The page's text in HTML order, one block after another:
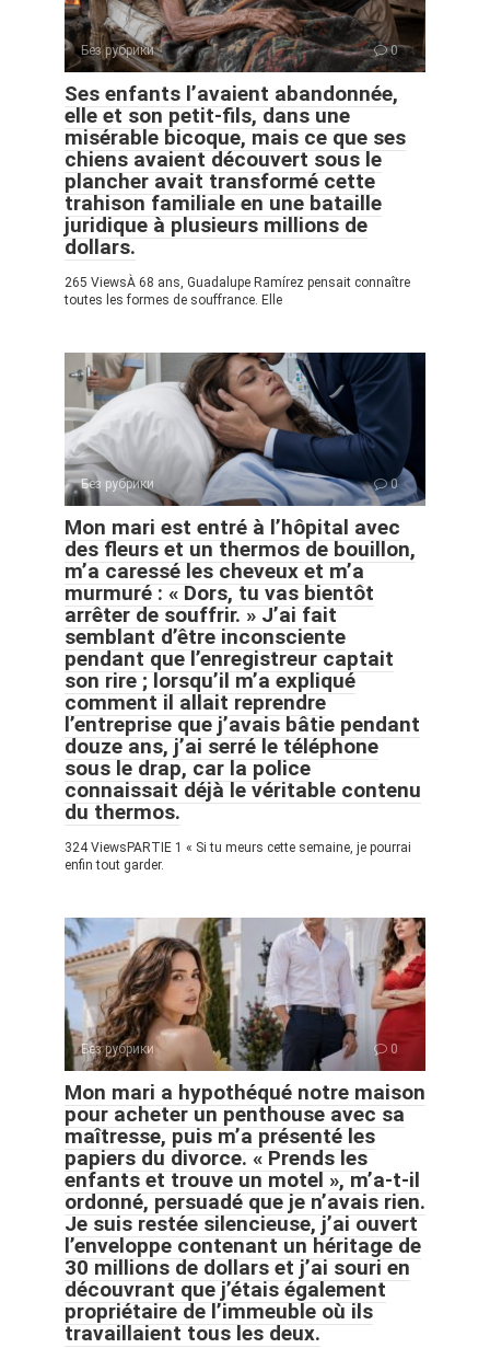
Без рубрики 0
Ses enfants l’avaient abandonnée,
elle et son petit-fils, dans une
misérable bicoque, mais ce que ses
chiens avaient découvert sous le
plancher avait transformé cette
trahison familiale en une bataille
juridique à plusieurs millions de
dollars.
265 ViewsÀ 68 ans, Guadalupe Ramírez pensait connaître
toutes les formes de souffrance. Elle
Без рубрики 0
Mon mari est entré à l’hôpital avec
des fleurs et un thermos de bouillon,
m’a caressé les cheveux et m’a
murmuré : « Dors, tu vas bientôt
arrêter de souffrir. » J’ai fait
semblant d’être inconsciente
pendant que l’enregistreur captait
son rire ; lorsqu’il m’a expliqué
comment il allait reprendre
l’entreprise que j’avais bâtie pendant
douze ans, j’ai serré le téléphone
sous le drap, car la police
connaissait déjà le véritable contenu
du thermos.
324 ViewsPARTIE 1 « Si tu meurs cette semaine, je pourrai
enfin tout garder.
Без рубрики 0
Mon mari a hypothéqué notre maison
pour acheter un penthouse avec sa
maîtresse, puis m’a présenté les
papiers du divorce. « Prends les
enfants et trouve un motel », m’a-t-il
ordonné, persuadé que je n’avais rien.
Je suis restée silencieuse, j’ai ouvert
l’enveloppe contenant un héritage de
30 millions de dollars et j’ai souri en
découvrant que j’étais également
propriétaire de l’immeuble où ils
travaillaient tous les deux.